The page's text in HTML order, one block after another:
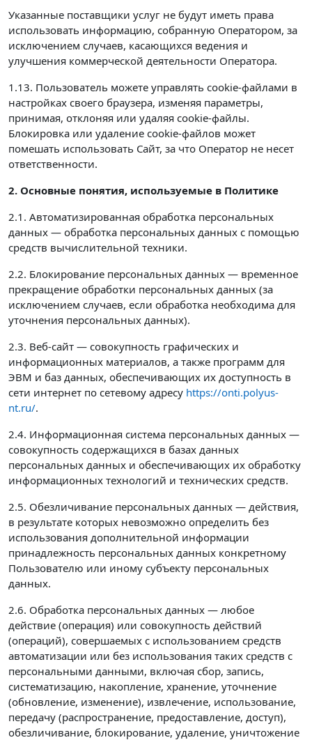
Указанные поставщики услуг не будут иметь права
использовать информацию, собранную Оператором, за
исключением случаев, касающихся ведения и
улучшения коммерческой деятельности Оператора.
1.13. Пользователь можете управлять cookie-файлами в
настройках своего браузера, изменяя параметры,
принимая, отклоняя или удаляя cookie-файлы.
Блокировка или удаление cookie-файлов может
помешать использовать Сайт, за что Оператор не несет
ответственности.
2. Основные понятия, используемые в Политике
2.1. Автоматизированная обработка персональных
данных — обработка персональных данных с помощью
средств вычислительной техники.
2.2. Блокирование персональных данных — временное
прекращение обработки персональных данных (за
исключением случаев, если обработка необходима для
уточнения персональных данных).
2.3. Веб-сайт — совокупность графических и
информационных материалов, а также программ для
ЭВМ и баз данных, обеспечивающих их доступность в
сети интернет по сетевому адресу https://onti.polyus-
nt.ru/.
2.4. Информационная система персональных данных —
совокупность содержащихся в базах данных
персональных данных и обеспечивающих их обработку
информационных технологий и технических средств.
2.5. Обезличивание персональных данных — действия,
в результате которых невозможно определить без
использования дополнительной информации
принадлежность персональных данных конкретному
Пользователю или иному субъекту персональных
данных.
2.6. Обработка персональных данных — любое
действие (операция) или совокупность действий
(операций), совершаемых с использованием средств
автоматизации или без использования таких средств с
персональными данными, включая сбор, запись,
систематизацию, накопление, хранение, уточнение
(обновление, изменение), извлечение, использование,
передачу (распространение, предоставление, доступ),
обезличивание, блокирование, удаление, уничтожение